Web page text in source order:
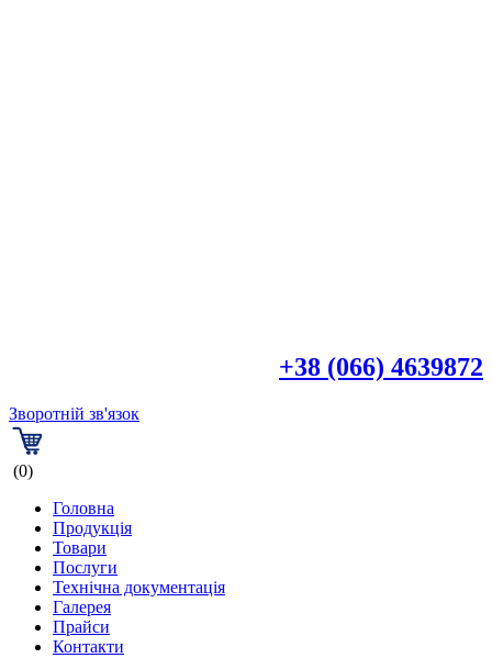
+38 (066) 4639872
Зворотній зв'язок
(0)
Головна
Продукція
Товари
Послуги
Технічна документація
Галерея
Прайси
Контакти